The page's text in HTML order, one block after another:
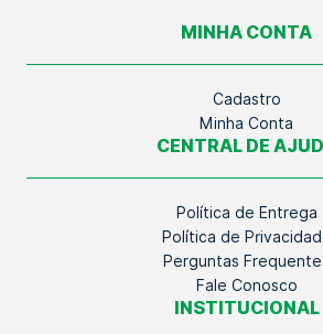
MINHA CONTA
Cadastro
Minha Conta
CENTRAL DE
Política de Entrega
Política de
Perguntas
Fale Conosco
INSTITUCIONAL